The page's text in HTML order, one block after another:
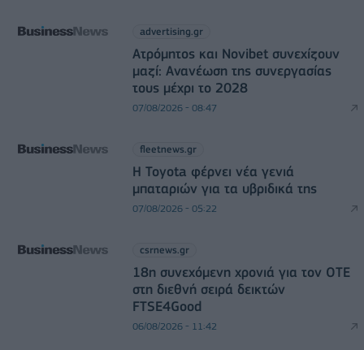
advertising.gr
Ατρόμητος και Novibet συνεχίζουν
μαζί: Ανανέωση της συνεργασίας
τους μέχρι το 2028
07/08/2026 - 08:47
fleetnews.gr
Η Toyota φέρνει νέα γενιά
μπαταριών για τα υβριδικά της
07/08/2026 - 05:22
csrnews.gr
18η συνεχόμενη χρονιά για τον ΟΤΕ
στη διεθνή σειρά δεικτών
FTSE4Good
06/08/2026 - 11:42